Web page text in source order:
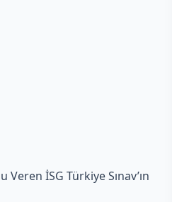
İSG Türkiye Sınav’ın